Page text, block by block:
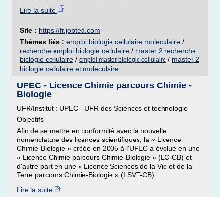
Lire la suite
Site : https://fr.jobted.com
Thèmes liés : emploi biologie cellulaire moleculaire /
recherche emploi biologie cellulaire / master 2 recherche
biologie cellulaire / emploi master biologie cellulaire / master 2
biologie cellulaire et moleculaire
UPEC - Licence Chimie parcours Chimie -
Biologie
UFR/Institut : UPEC - UFR des Sciences et technologie
Objectifs
Afin de se mettre en conformité avec la nouvelle
nomenclature des licences scientifiques, la « Licence
Chimie-Biologie » créée en 2005 à l'UPEC a évolué en une
« Licence Chimie parcours Chimie-Biologie » (LC-CB) et
d'autre part en une « Licence Sciences de la Vie et de la
Terre parcours Chimie-Biologie » (LSVT-CB)....
Lire la suite